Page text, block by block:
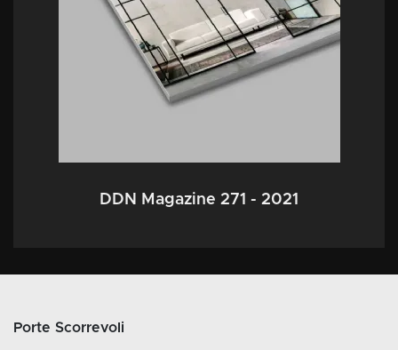
DDN Magazine 271 - 2021
Porte Scorrevoli